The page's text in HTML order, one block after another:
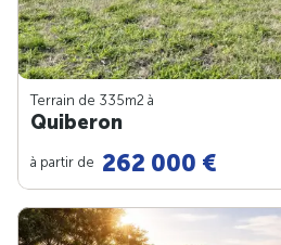
Terrain de 335m2 à
Quiberon
à partir de 262 000 €